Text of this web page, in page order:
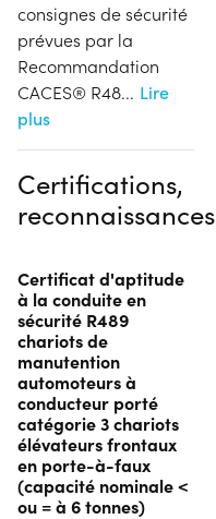
consignes de sécurité
prévues par la
Recommandation
CACES® R48... Lire
plus
Certifications,
reconnaissances
Certificat d'aptitude
à la conduite en
sécurité R489
chariots de
manutention
automoteurs à
conducteur porté
catégorie 3 chariots
élévateurs frontaux
en porte-à-faux
(capacité nominale <
ou = à 6 tonnes)